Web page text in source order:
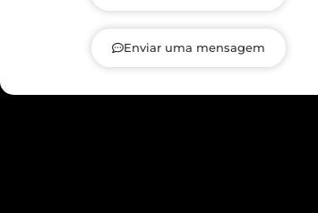
Enviar uma mensagem